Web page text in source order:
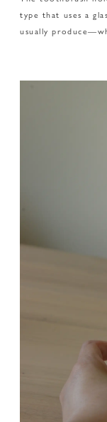
type that uses a
usually